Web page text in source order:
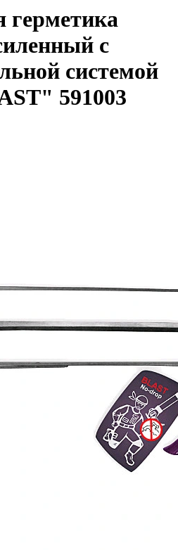
герметика
с
системой
591003